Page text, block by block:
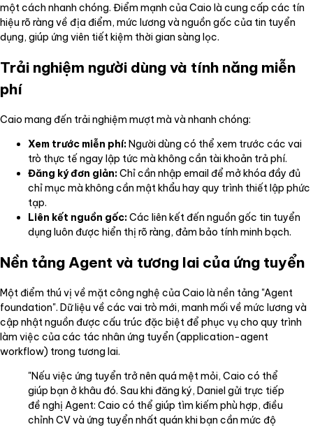
một cách nhanh chóng. Điểm mạnh của Caio là cung cấp các tín
hiệu rõ ràng về địa điểm, mức lương và nguồn gốc của tin tuyển
dụng, giúp ứng viên tiết kiệm thời gian sàng lọc.
Trải nghiệm người dùng và tính năng miễn
phí
Caio mang đến trải nghiệm mượt mà và nhanh chóng:
Xem trước miễn phí:Người dùng có thể xem trước các vai
trò thực tế ngay lập tức mà không cần tài khoản trả phí.
Đăng ký đơn giản:Chỉ cần nhập email để mở khóa đầy đủ
chỉ mục mà không cần mật khẩu hay quy trình thiết lập phức
tạp.
Liên kết nguồn gốc:Các liên kết đến nguồn gốc tin tuyển
dụng luôn được hiển thị rõ ràng, đảm bảo tính minh bạch.
Nền tảng Agent và tương lai của ứng tuyển
Một điểm thú vị về mặt công nghệ của Caio là nền tảng "Agent
foundation". Dữ liệu về các vai trò mới, manh mối về mức lương và
cập nhật nguồn được cấu trúc đặc biệt để phục vụ cho quy trình
làm việc của các tác nhân ứng tuyển (application-agent
workflow) trong tương lai.
"Nếu việc ứng tuyển trở nên quá mệt mỏi, Caio có thể
giúp bạn ở khâu đó. Sau khi đăng ký, Daniel gửi trực tiếp
đề nghị Agent: Caio có thể giúp tìm kiếm phù hợp, điều
chỉnh CV và ứng tuyển nhất quán khi bạn cần mức độ